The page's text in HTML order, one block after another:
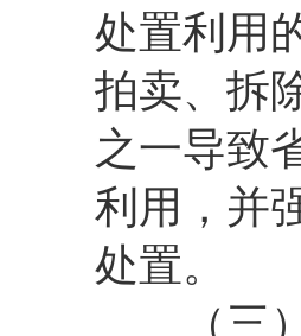
处置利用
拍卖、拆
之一导致
利用，并
处置。
（三）